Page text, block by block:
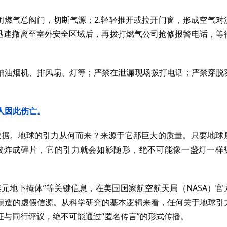
气总阀门，切断气源；2.轻轻推开或拉开门窗，形成空气对
撤离至室外安全区域后，再拨打燃气公司抢修报警电话，等
烟机、排风扇、灯等；严禁在泄漏现场拨打电话；严禁穿脱
此伤亡。
。地球的引力从何而来？来源于它那巨大的质量。只要地球
成碎片，它的引力就会如影随形，绝不可能像一盏灯一样
地下掩体”等关键信息，在美国国家航空航天局（NASA）官
的虚假信源。从科学研究的基本逻辑来看，任何关于地球引
同行评议，绝不可能通过“匿名传言”的形式传播。